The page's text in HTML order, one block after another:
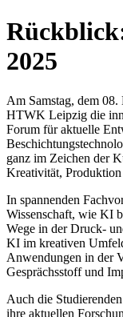
2025
Am Samstag, dem
HTWK Leipzig die
Forum für aktuelle
ganz im Zeichen der
Kreativität,
In spannenden
Wissen­schaft, wie KI
Wege in der Druck-
KI im kreativen
Anwendungen in der
Gesprächsstoff und
Auch die
ihre aktuel­len